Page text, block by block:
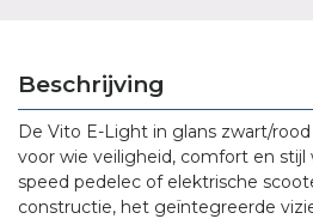
Beschrijving
De Vito E-Light in glans zwart/
voor wie veiligheid, comfort en
speed pedelec of elektrische
constructie, het geïntegreerde